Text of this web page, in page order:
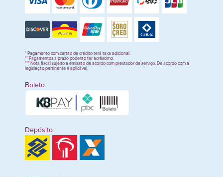
* Pagamento com cartão de crédito terá taxa adicional.
** Pagamentos a prazo poderão ter acréscimo.
*** Nota fiscal sujeito a emissão de acordo com prestador de serviço. De acordo com a
legislação pertinente é aplicável.
Boleto
Depósito